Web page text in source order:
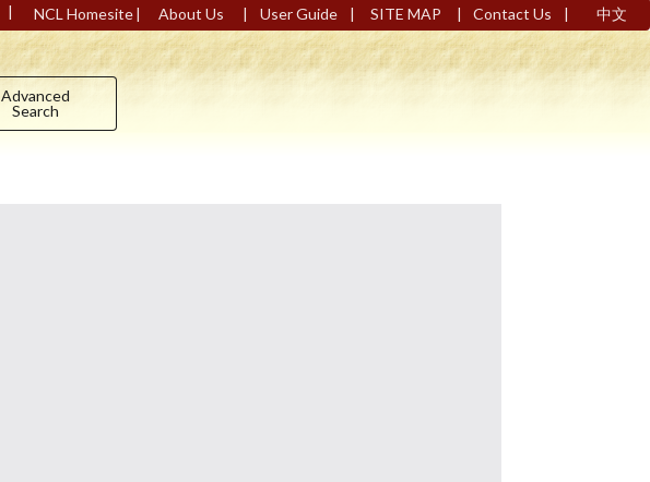
| NCL Homesite| About Us | User Guide | SITE MAP | Contact Us | 中文
Advanced
Search